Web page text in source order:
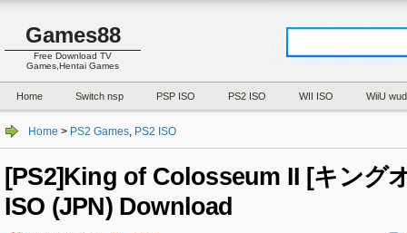
Games88
Free Download TV
Games,Hentai Games
Home Switch nsp PSP ISO PS2 ISO WII ISO WiiU wud
Home > PS2 Games, PS2 ISO
[PS2]King of Colosseum II [キング
ISO (JPN) Download